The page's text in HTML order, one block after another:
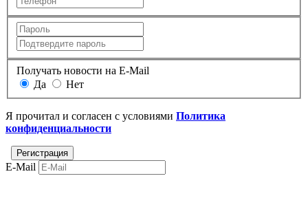
Получать новости на E-Mail
Да
Нет
Я прочитал и согласен с условиями Политика
конфиденциальности
E-Mail